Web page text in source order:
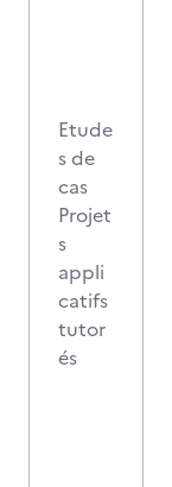
Etude
s de
cas
Projet
s
appli
catifs
tutor
és